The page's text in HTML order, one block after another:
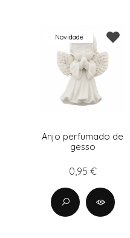
Novidade
Anjo perfumado de
gesso
0,95 €